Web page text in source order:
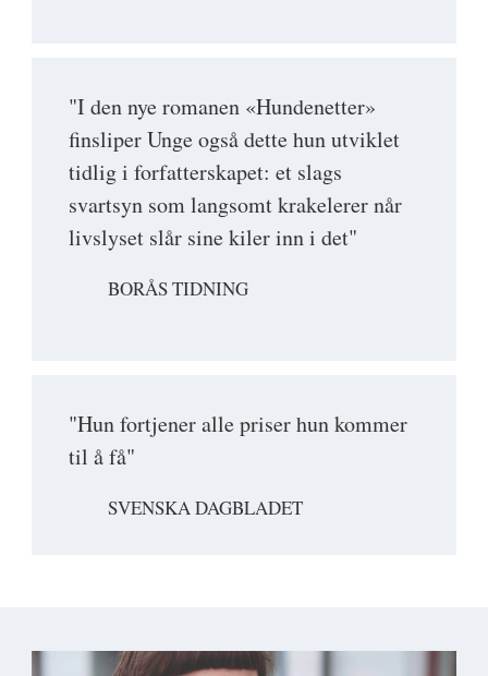
"I den nye romanen «Hundenetter»
finsliper Unge også dette hun utviklet
tidlig i forfatterskapet: et slags
svartsyn som langsomt krakelerer når
livslyset slår sine kiler inn i det"
BORÅS TIDNING
"Hun fortjener alle priser hun kommer
til å få"
SVENSKA DAGBLADET